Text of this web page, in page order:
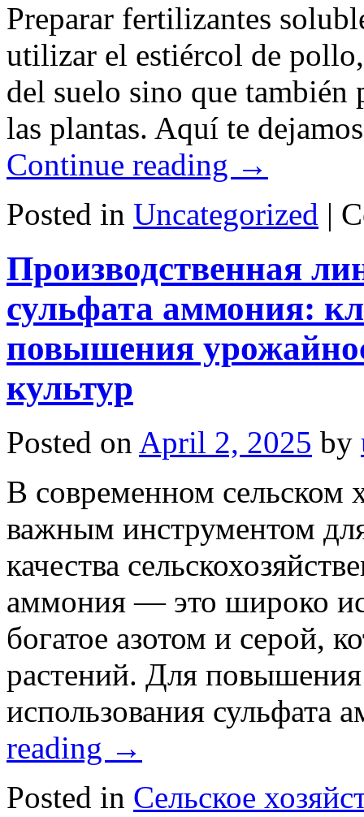
Preparar fertilizantes
utilizar el estiércol de
del suelo sino que
las plantas. Aquí te
Continue reading →
Posted in Uncategorized |
Производственная
сульфата аммония:
повышения
культур
Posted on April 2, 2025 by
В современном сельском
важным инструментом
качества
аммония — это широко
богатое азотом и серой,
растений. Для
использования
reading →
Posted in Сельское